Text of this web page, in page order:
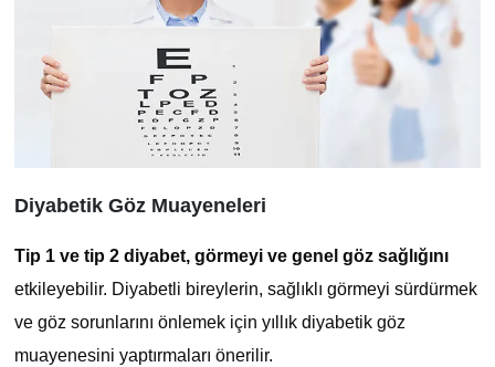
Diyabetik Göz Muayeneleri
Tip 1 ve tip 2 diyabet, görmeyi ve genel göz sağlığını
etkileyebilir. Diyabetli bireylerin, sağlıklı görmeyi sürdürmek
ve göz sorunlarını önlemek için yıllık diyabetik göz
muayenesini yaptırmaları önerilir.